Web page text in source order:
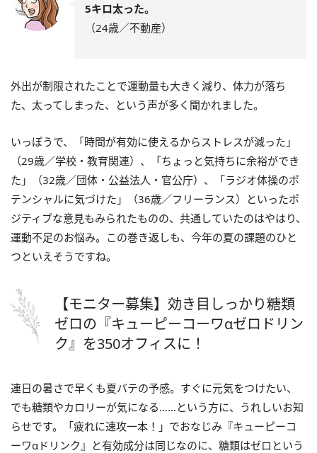
5キロ太った。
（24歳／不動産）
外出が制限されたことで運動量も大きく減り、体力が落ち
た、太ってしまった、という声が多く聞かれました。
いっぽうで、「時間が有効に使えるからストレスが減った」
（29歳／学校・教育関連）、「ちょっと気持ちに余裕ができ
た」（32歳／団体・公益法人・官公庁）、「ラジオ体操のポ
テンシャルに気づけた」（36歳／フリーランス）といったポ
ジティブな意見もみられたものの、共通していたのはやはり、
運動不足のお悩み。この巻き返しも、今年の夏の課題のひと
つといえそうですね。
【モニター募集】効き目しっかり糖類
ゼロの『キューピーコーワαゼロドリン
ク』を350オフィスに！
連日の暑さで早くも夏バテの予感。すぐに元気をつけたい、
でも糖類やカロリーが気になる……という方に、うれしいお知
らせです。「疲れに速攻一本！」でおなじみ『キューピーコ
ーワαドリンク』と有効成分は同じなのに、糖類はゼロという